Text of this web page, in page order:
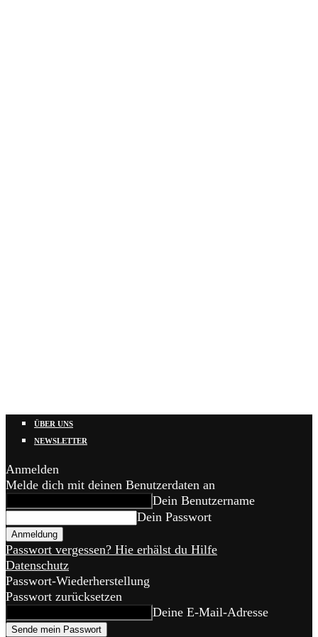
ÜBER UNS
NEWSLETTER
Anmelden
Melde dich mit deinen Benutzerdaten an
Dein Benutzername
Dein Passwort
Passwort vergessen? Hie erhälst du Hilfe
Datenschutz
Passwort-Wiederherstellung
Passwort zurücksetzen
Deine E-Mail-Adresse